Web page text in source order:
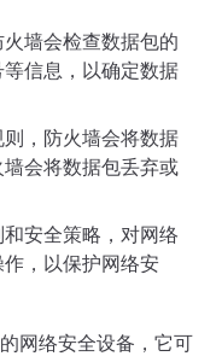
墙会检查数据包的
信息，以确定数据
，防火墙会将数据
会将数据包丢弃或
安全策略，对网络
，以保护网络安
网络安全设备，它可